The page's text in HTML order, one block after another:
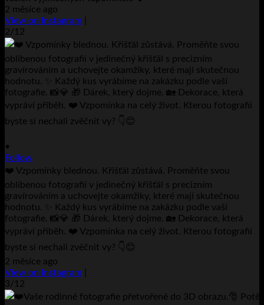
2 měsíce ago
View on Instagram
2/12
•
Follow
❤️ Vzpomínky blednou. Křišťál zůstává. Proměňte svou
oblíbenou fotografii v jedinečný křišťál s precizním
gravírováním a uchovejte okamžiky, které mají skutečnou
hodnotu. ✨ Každý kus vyrábíme na zakázku podle vaší
fotografie. 📸💎 🎁 Dárek, který dojme. 🏡 Dekorace, která
vypráví příběh. ❤️ Vzpomínka na celý život. Kterou fotografii
byste si nechali zvěčnit vy? 👇😊
2 měsíce ago
View on Instagram
3/12